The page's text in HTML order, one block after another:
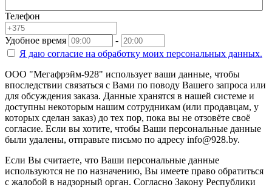
Телефон
Удобное время
-
Я даю согласие на обработку моих персональных данных.
ООО "Мегафрэйм-928" использует ваши данные, чтобы
впоследствии связаться с Вами по поводу Вашего запроса или
для обсуждения заказа. Данные хранятся в нашей системе и
доступны некоторым нашим сотрудникам (или продавцам, у
которых сделан заказ) до тех пор, пока вы не отзовёте своё
согласие. Если вы хотите, чтобы Ваши персональные данные
были удалены, отправьте письмо по адресу info@928.by.
Если Вы считаете, что Ваши персональные данные
используются не по назначению, Вы имеете право обратиться
с жалобой в надзорный орган. Согласно Закону Республики